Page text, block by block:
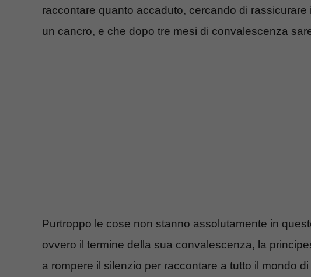
raccontare quanto accaduto, cercando di
un cancro, e che dopo tre mesi di convalescenza
Purtroppo le cose non stanno assolutamente in
ovvero il termine della sua convalescenza, la
a rompere il silenzio per raccontare a tutto il mondo